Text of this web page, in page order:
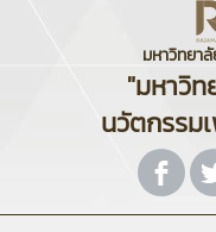
มหาวิทยา
"มหาวิท
นวัตกรรม